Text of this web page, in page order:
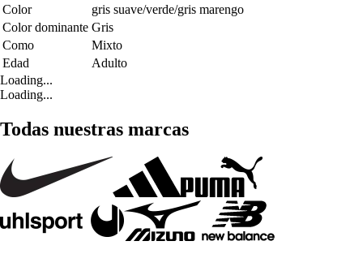
Color
gris suave/verde/gris marengo
Color dominante Gris
Como
Mixto
Edad
Adulto
Loading...
Loading...
Todas nuestras marcas